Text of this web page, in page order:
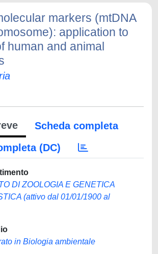
markers (mtDNA
application to
human and animal
Scheda completa
(DC)
DI ZOOLOGIA E GENETICA
(attivo dal 01/01/1900 al
in Biologia ambientale